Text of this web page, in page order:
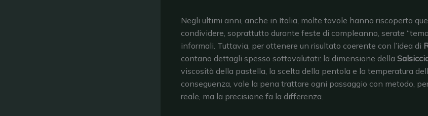
Negli ultimi anni, anche in Italia, molte tavole hanno riscoperto
condividere, soprattutto durante feste di compleanno, serate
informali. Tuttavia, per ottenere un risultato coerente con l’idea di
contano dettagli spesso sottovalutati: la dimensione della
viscosità della pastella, la scelta della pentola e la temperatura
conseguenza, vale la pena trattare ogni passaggio con metodo,
reale, ma la precisione fa la differenza.